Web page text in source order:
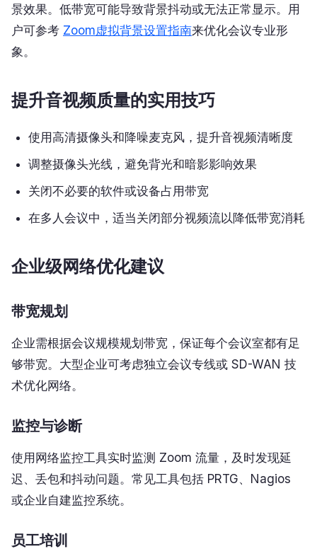
景效果。低带宽可能导致背景抖动或无法正常显示。用
户可参考 Zoom虚拟背景设置指南来优化会议专业形
象。
提升音视频质量的实用技巧
使用高清摄像头和降噪麦克风，提升音视频清晰度
调整摄像头光线，避免背光和暗影影响效果
关闭不必要的软件或设备占用带宽
在多人会议中，适当关闭部分视频流以降低带宽消耗
企业级网络优化建议
带宽规划
企业需根据会议规模规划带宽，保证每个会议室都有足
够带宽。大型企业可考虑独立会议专线或 SD-WAN 技
术优化网络。
监控与诊断
使用网络监控工具实时监测 Zoom 流量，及时发现延
迟、丢包和抖动问题。常见工具包括 PRTG、Nagios
或企业自建监控系统。
员工培训